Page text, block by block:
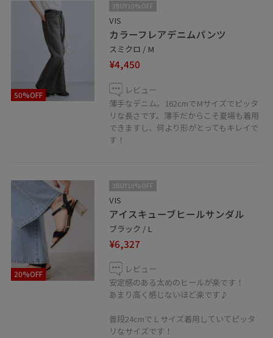
50%OFF
2BUY10%OFF
VIS
カラーフレアデニムパンツ
スミクロ / M
¥4,450
レビュー
薄手なデニム。162cmでMサイズでピッタ
リな長さです。薄手だからこそ夏場も着用
できますし、何より形がとってもキレイで
す！
20%OFF
2BUY10%OFF
VIS
アイスキューブヒールサンダル
ブラック / L
¥6,327
レビュー
安定感のある太めのヒールが楽です！
あまり高く感じないほど楽です♪
普段24cmでＬサイズ着用していてピッタ
リなサイズです！